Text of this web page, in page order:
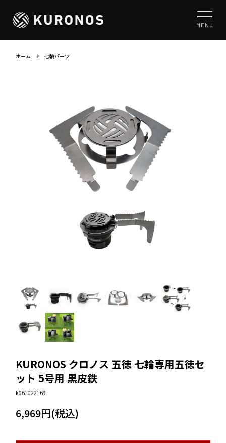
MENU
ホーム 七輪パーツ
KURONOS クロノス 五徳 七輪専用五徳セ
ット 5号用 黒皮鉄
k061022169
6,969円(税込)